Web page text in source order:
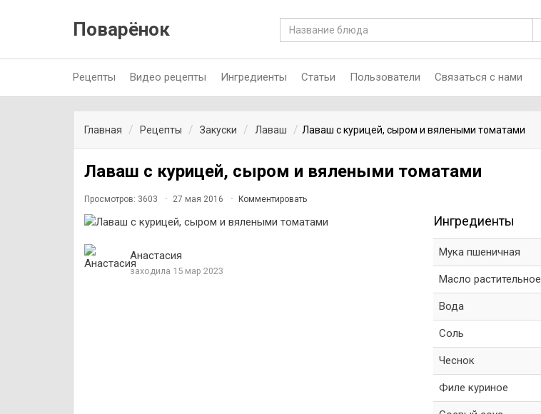
Поварёнок
Рецепты Видео рецепты Ингредиенты Статьи Пользователи Связаться с нами
Главная Рецепты Закуски Лаваш Лаваш с курицей, сыром и вялеными томатами
Лаваш с курицей, сыром и вялеными томатами
Просмотров: 3603 27 мая 2016 Комментировать
Анастасия
заходила 15 мар 2023
Ингредиенты
Мука пшеничная
Масло растительное
Вода
Соль
Чеснок
Филе куриное